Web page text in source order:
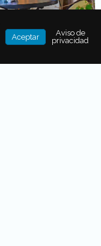
Aceptar
Aviso de
privacidad